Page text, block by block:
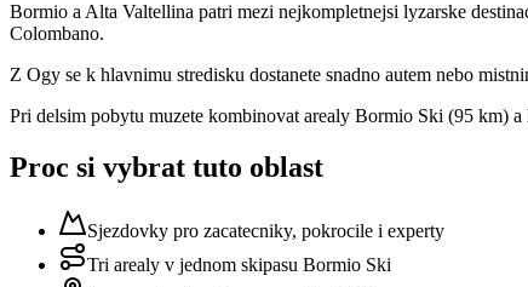
Bormio a Alta Valtellina patri mezi nejkompletnejsi lyzarske
Colombano.
Z Ogy se k hlavnimu stredisku dostanete snadno autem nebo
Pri delsim pobytu muzete kombinovat arealy Bormio Ski (95 km)
Proc si vybrat tuto oblast
Sjezdovky pro zacatecniky, pokrocile i experty
Tri arealy v jednom skipasu Bormio Ski